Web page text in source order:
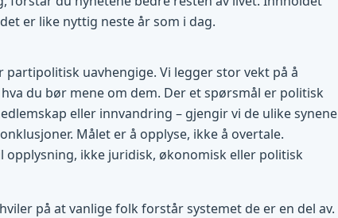
er like nyttig neste år som i dag.
uavhengige. Vi legger stor vekt på å
du bør mene om dem. Der et spørsmål er politisk
eller innvandring – gjengir vi de ulike synene
Målet er å opplyse, ikke å overtale.
ikke juridisk, økonomisk eller politisk
på at vanlige folk forstår systemet de er en del av.